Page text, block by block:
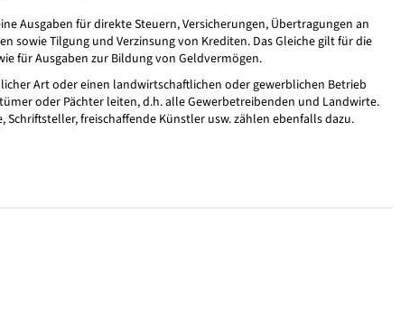
Ausgaben für direkte Steuern, Versicherungen, Übertragungen an
sowie Tilgung und Verzinsung von Krediten. Das Gleiche gilt für die
für Ausgaben zur Bildung von Geldvermögen.
Art oder einen landwirtschaftlichen oder gewerblichen Betrieb
oder Pächter leiten, d.h. alle Gewerbetreibenden und Landwirte.
Schriftsteller, freischaffende Künstler usw. zählen ebenfalls dazu.